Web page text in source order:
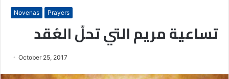
Novenas Prayers
تساعية مريم التي تحلّ العُقد
October 25, 2017